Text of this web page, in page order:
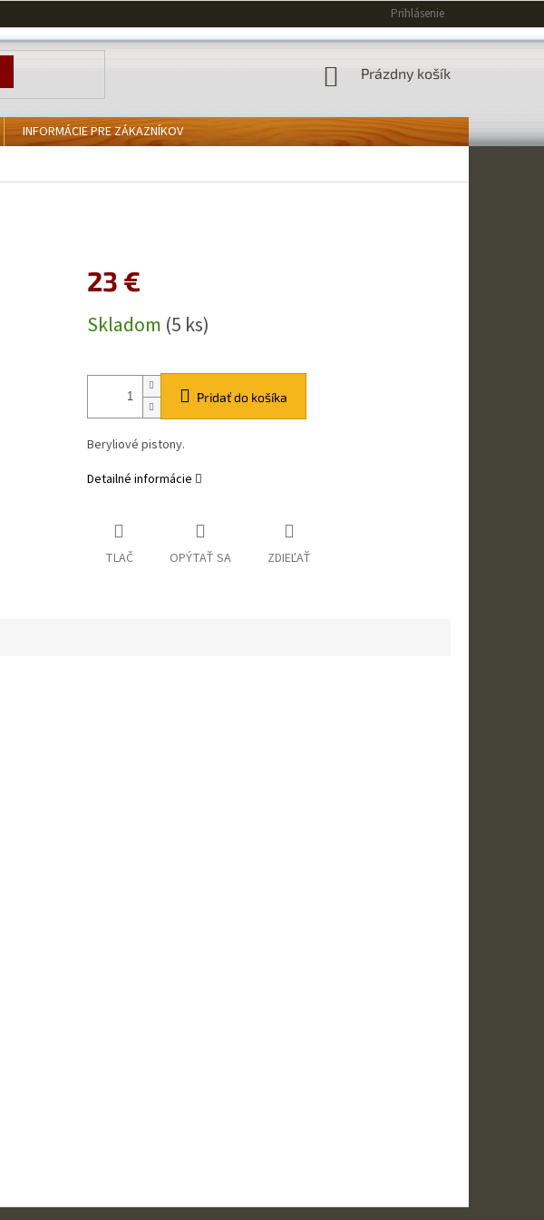
Prihlásenie
NÁKUPNÝ
Prázdny košík
INFORMÁCIE PRE ZÁKAZNÍKOV
23 €
cena:
Skladom (5 ks)
Pridať do košíka
Beryliové pistony.
Detailné informácie
TLAČ OPÝTAŤ SA ZDIEĽAŤ